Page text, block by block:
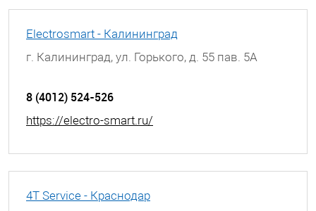
Electrosmart - Калининград
г. Калининград, ул. Горького, д. 55 пав. 5А
8 (4012) 524-526
https://electro-smart.ru/
4T Service - Краснодар